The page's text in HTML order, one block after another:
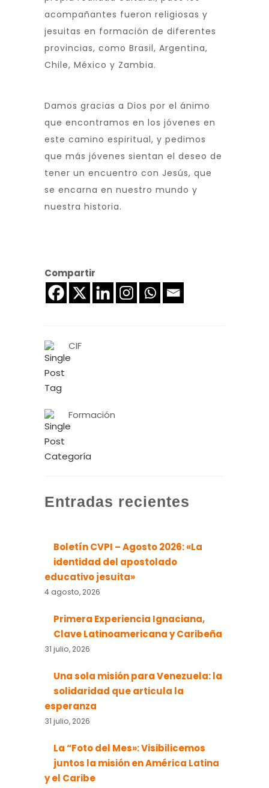
acompañantes fueron religiosas y
jesuitas en formación de diferentes
provincias, como Brasil, Argentina,
Chile, México y Zambia.
Damos gracias a Dios por el ánimo
que encontramos en los jóvenes en
este camino espiritual, y pedimos
que más jóvenes sientan el deseo de
tener un encuentro con Jesús, que
se encarna en nuestro mundo y
nuestra historia.
Compartir
CIF
Formación
Entradas recientes
Boletín CVPI – Agosto 2026: «La
identidad del apostolado
educativo jesuita»
4 agosto, 2026
Primera Experiencia Ignaciana,
Clave Latinoamericana y Caribeña
31 julio, 2026
Una sola misión para Venezuela: la
solidaridad que articula la
esperanza
31 julio, 2026
La “Foto del Mes»: Visibilicemos
juntos la misión en América Latina
y el Caribe